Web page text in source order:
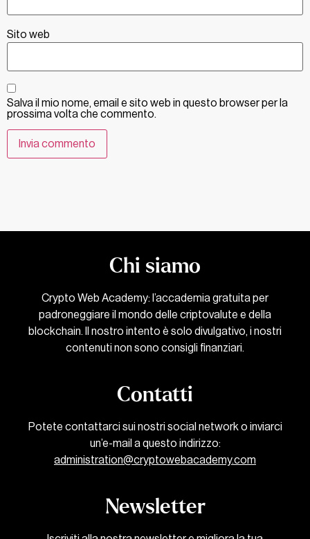
Sito web
Salva il mio nome, email e sito web in questo browser per la
prossima volta che commento.
Chi siamo
Crypto Web Academy: l’accademia gratuita per
padroneggiare il mondo delle criptovalute e della
blockchain. Il nostro intento è solo divulgativo, i nostri
contenuti non sono consigli finanziari.
Newsletter
Contatti
Potete contattarci sui nostri social network o inviarci
un’e-mail a questo indirizzo:
administration@cryptowebacademy.com